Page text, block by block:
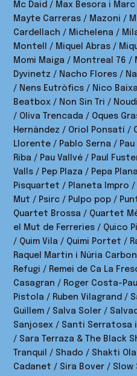
Mc Daid / Max Besora i
Mayte Carreras / Mazoni /
Cardellach / Michelena /
Montell / Miquel Abras /
Momi Maiga / Montreal 76 /
Dyvinetz / Nacho Flores /
/ Nens Eutròfics / Nico
Beatbox / Non Sin Tri /
/ Oliva Trencada / Oques
Hernàndez / Oriol Ponsatí /
Llorente / Pablo Serna / Pau
Riba / Pau Vallvé / Paul
Valls / Pep Plaza / Pepa
Pisquartet / Planeta Impro
Mut / Psirc / Pulpo pop /
Quartet Brossa / Quartet
el Mut de Ferreries / Quico
/ Quim Vila / Quimi Portet /
Raquel Martin i Núria
Refugi / Remei de Ca La
Casagran / Roger Costa-
Pistola / Ruben Vilagrand /
Guillem / Salva Soler /
Sanjosex / Santi Serratosa
/ Sara Terraza & The Black
Tranquil / Shado / Shakti
Cadanet / Sira Bover / Slow